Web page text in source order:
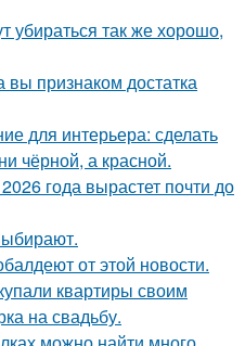
убираться так же хорошо,
вы признаком достатка
для интерьера: сделать
чёрной, а красной.
года вырастет почти до
от этой новости.
квартиры своим
на свадьбу.